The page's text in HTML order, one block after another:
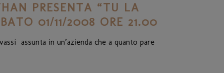
PRESENTA “TU LA
01/11/2008 ORE 21.00
assunta in un’azienda che a quanto pare